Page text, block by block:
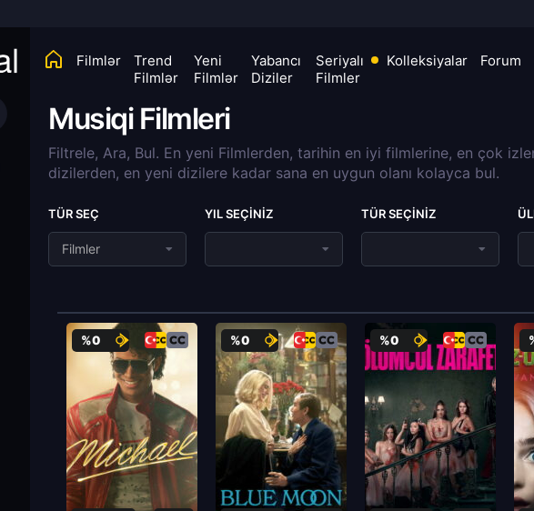
Filmlər
Trend
Filmlər
Yeni
Filmlər
Yabancı
Diziler
Seriyalı
Filmler
Kolleksiyalar Forum
Musiqi Filmleri
Filtrele, Ara, Bul. En yeni Filmlerden, tarihin en iyi filmlerine, en çok
dizilerden, en yeni dizilere kadar sana en uygun olanı kolayca bul.
TÜR SEÇ
Filmler
YIL SEÇINIZ TÜR SEÇINIZ
%0 %0 %0